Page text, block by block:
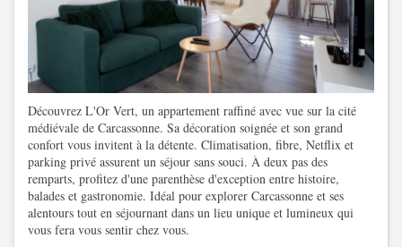
Découvrez L'Or Vert, un appartement raffiné avec vue sur la cité
médiévale de Carcassonne. Sa décoration soignée et son grand
confort vous invitent à la détente. Climatisation, fibre, Netflix et
parking privé assurent un séjour sans souci. À deux pas des
remparts, profitez d'une parenthèse d'exception entre histoire,
balades et gastronomie. Idéal pour explorer Carcassonne et ses
alentours tout en séjournant dans un lieu unique et lumineux qui
vous fera vous sentir chez vous.